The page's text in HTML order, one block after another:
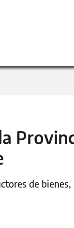
de bienes,